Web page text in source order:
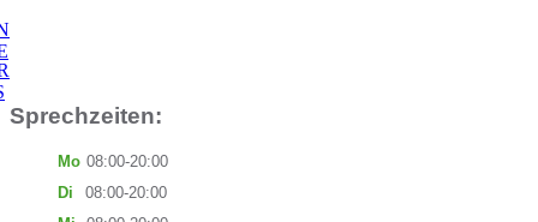
Sprechzeiten:
Mo 08:00-20:00
Di
08:00-20:00